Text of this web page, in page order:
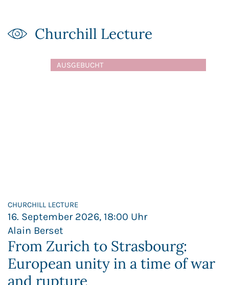
Churchill Lecture​
AUSGEBUCHT
CHURCHILL LECTURE
16. September 2026, 18:00 Uhr
Alain Berset
From Zurich to Strasbourg:
European unity in a time of war
and rupture